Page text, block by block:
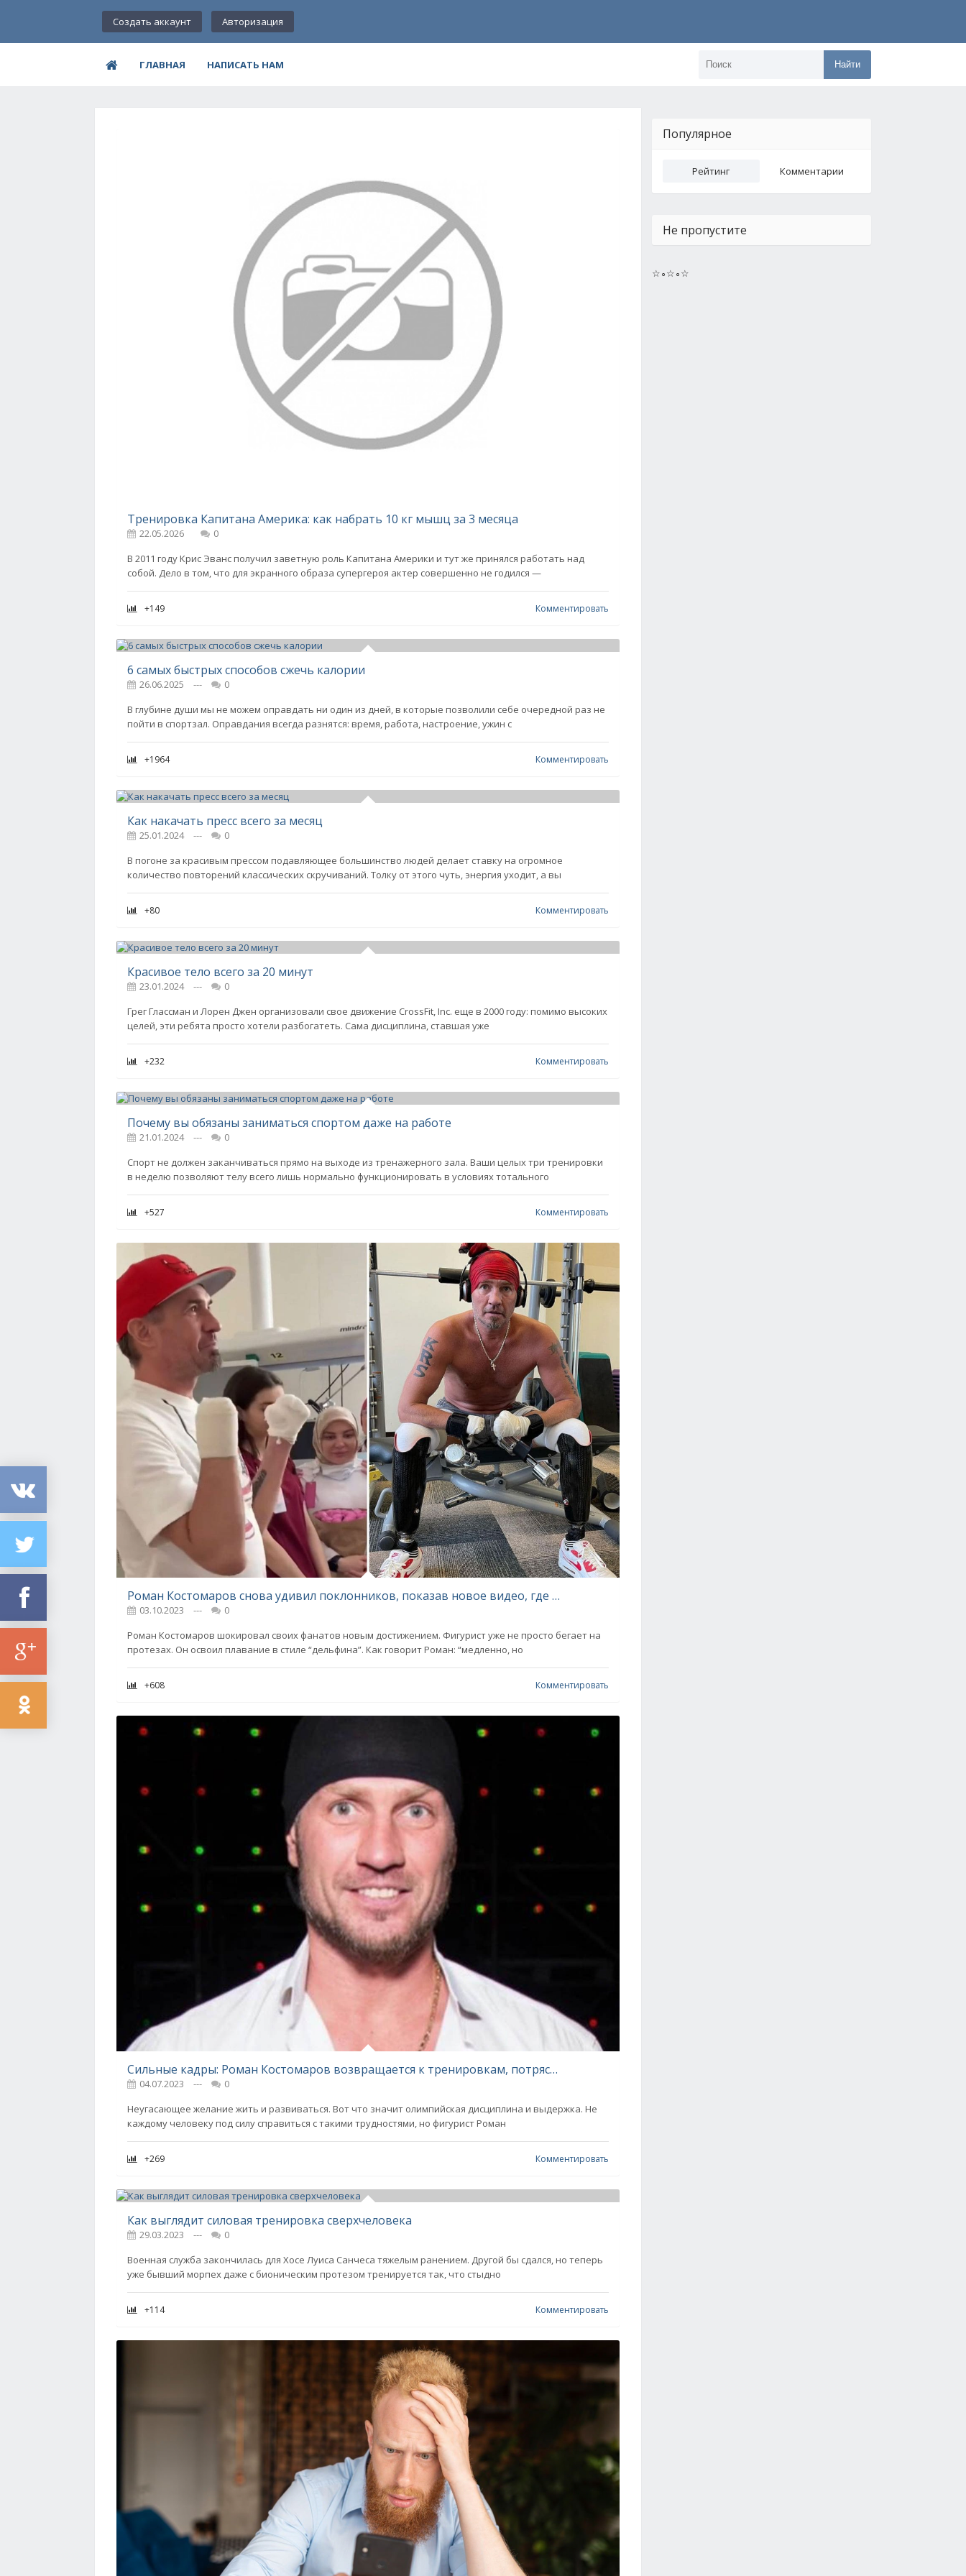
Создать аккаунт Авторизация
ГЛАВНАЯ НАПИСАТЬ НАМ Найти
Тренировка Капитана Америка: как набрать 10 кг мышц за 3 месяца
22.05.2026
0
В 2011 году Крис Эванс получил заветную роль Капитана Америки и тут же принялся работать над
собой. Дело в том, что для экранного образа супергероя актер совершенно не годился —
+149 Комментировать
6 самых быстрых способов сжечь калории
26.06.2025 ---
0
В глубине души мы не можем оправдать ни один из дней, в которые позволили себе очередной раз не
пойти в спортзал. Оправдания всегда разнятся: время, работа, настроение, ужин с
+1964 Комментировать
Как накачать пресс всего за месяц
25.01.2024 ---
0
В погоне за красивым прессом подавляющее большинство людей делает ставку на огромное
количество повторений классических скручиваний. Толку от этого чуть, энергия уходит, а вы
+80 Комментировать
Красивое тело всего за 20 минут
23.01.2024 ---
0
Грег Глассман и Лорен Джен организовали свое движение CrossFit, Inc. еще в 2000 году: помимо высоких
целей, эти ребята просто хотели разбогатеть. Сама дисциплина, ставшая уже
+232 Комментировать
Почему вы обязаны заниматься спортом даже на работе
21.01.2024 ---
0
Спорт не должен заканчиваться прямо на выходе из тренажерного зала. Ваши целых три тренировки
в неделю позволяют телу всего лишь нормально функционировать в условиях тотального
+527 Комментировать
Роман Костомаров снова удивил поклонников, показав новое видео, где он плавает в бассейне
03.10.2023 ---
0
Роман Костомаров шокировал своих фанатов новым достижением. Фигурист уже не просто бегает на
протезах. Он освоил плавание в стиле “дельфина”. Как говорит Роман: “медленно, но
+608 Комментировать
Сильные кадры: Роман Костомаров возвращается к тренировкам, потрясающая сила духа
04.07.2023 ---
0
Неугасающее желание жить и развиваться. Вот что значит олимпийская дисциплина и выдержка. Не
каждому человеку под силу справиться с такими трудностями, но фигурист Роман
+269 Комментировать
Как выглядит силовая тренировка сверхчеловека
29.03.2023 ---
0
Военная служба закончилась для Хосе Луиса Санчеса тяжелым ранением. Другой бы сдался, но теперь
уже бывший морпех даже с бионическим протезом тренируется так, что стыдно
+114 Комментировать
Популярное
Рейтинг Комментарии
Не пропустите
☆∘☆∘☆